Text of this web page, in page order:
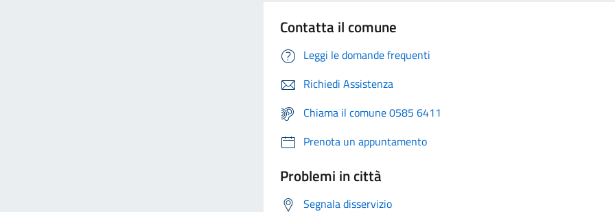
Contatta il comune
Leggi le domande frequenti
Richiedi Assistenza
Chiama il comune 0585 6411
Prenota un appuntamento
Problemi in città
Segnala disservizio